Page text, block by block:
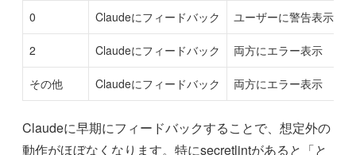
0
Claudeにフィードバック ユーザーに警告表示
2 Claudeにフィードバック 両方にエラー表示
その他 Claudeにフィードバック 両方にエラー表示
Claudeに早期にフィードバックすることで、想定外の
動作がほぼなくなります。特にsecretlintがあると「と